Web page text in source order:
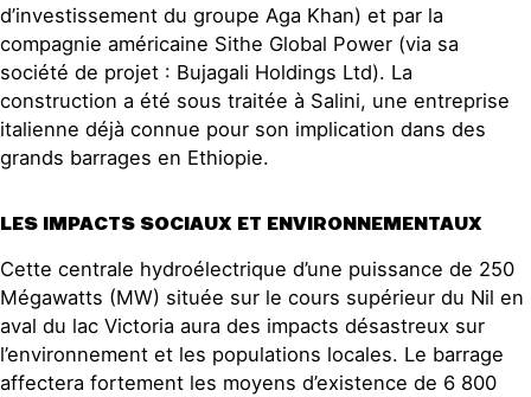
d’investissement du groupe Aga Khan) et par la
compagnie américaine Sithe Global Power (via sa
société de projet : Bujagali Holdings Ltd). La
construction a été sous traitée à Salini, une entreprise
italienne déjà connue pour son implication dans des
grands barrages en Ethiopie.
LES IMPACTS SOCIAUX ET ENVIRONNEMENTAUX
Cette centrale hydroélectrique d’une puissance de 250
Mégawatts (MW) située sur le cours supérieur du Nil en
aval du lac Victoria aura des impacts désastreux sur
l’environnement et les populations locales. Le barrage
affectera fortement les moyens d’existence de 6 800